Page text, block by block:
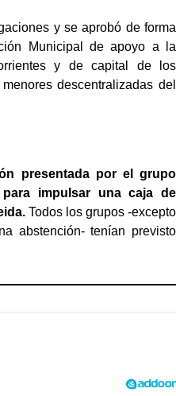
y se aprobó de forma
Municipal de apoyo a la
y de capital de los
descentralizadas del
presentada por el grupo
impulsar una caja de
Todos los grupos -excepto
abstención- tenían previsto